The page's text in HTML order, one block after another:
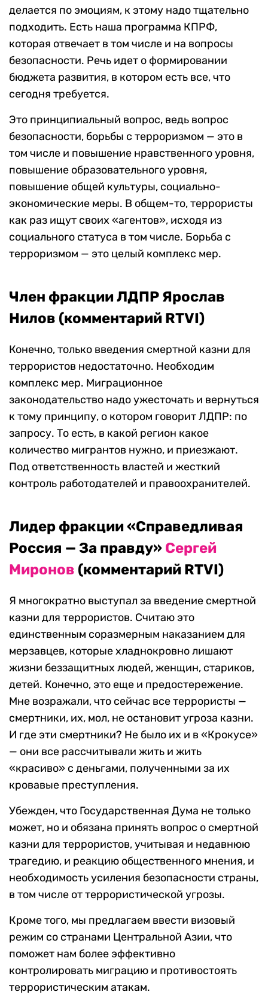
делается по эмоциям, к этому надо тщательно
подходить. Есть наша программа КПРФ,
которая отвечает в том числе и на вопросы
безопасности. Речь идет о формировании
бюджета развития, в котором есть все, что
сегодня требуется.
Это принципиальный вопрос, ведь вопрос
безопасности, борьбы с терроризмом — это в
том числе и повышение нравственного уровня,
повышение образовательного уровня,
повышение общей культуры, социально-
экономические меры. В общем-то, террористы
как раз ищут своих «агентов», исходя из
социального статуса в том числе. Борьба с
терроризмом — это целый комплекс мер.
Член фракции ЛДПР Ярослав
Нилов (комментарий RTVI)
Конечно, только введения смертной казни для
террористов недостаточно. Необходим
комплекс мер. Миграционное
законодательство надо ужесточать и вернуться
к тому принципу, о котором говорит ЛДПР: по
запросу. То есть, в какой регион какое
количество мигрантов нужно, и приезжают.
Под ответственность властей и жесткий
контроль работодателей и правоохранителей.
Лидер фракции «Справедливая
Россия — За правду» Сергей
Миронов (комментарий RTVI)
Я многократно выступал за введение смертной
казни для террористов. Считаю это
единственным соразмерным наказанием для
мерзавцев, которые хладнокровно лишают
жизни беззащитных людей, женщин, стариков,
детей. Конечно, это еще и предостережение.
Мне возражали, что сейчас все террористы —
смертники, их, мол, не остановит угроза казни.
И где эти смертники? Не было их и в «Крокусе»
— они все рассчитывали жить и жить
«красиво» с деньгами, полученными за их
кровавые преступления.
Убежден, что Государственная Дума не только
может, но и обязана принять вопрос о смертной
казни для террористов, учитывая и недавнюю
трагедию, и реакцию общественного мнения, и
необходимость усиления безопасности страны,
в том числе от террористической угрозы.
Кроме того, мы предлагаем ввести визовый
режим со странами Центральной Азии, что
поможет нам более эффективно
контролировать миграцию и противостоять
террористическим атакам.